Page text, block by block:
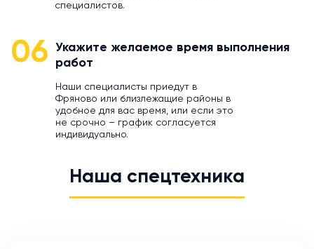
специалистов.
06
Укажите желаемое время выполнения
работ
Наши специалисты приедут в
Фряново или близлежащие районы в
удобное для вас время, или если это
не срочно – график согласуется
индивидуально.
Наша спецтехника